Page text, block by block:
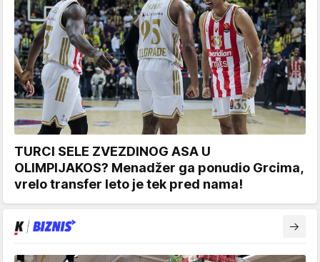
TURCI SELE ZVEZDINOG ASA U
OLIMPIJAKOS? Menadžer ga ponudio Grcima,
vrelo transfer leto je tek pred nama!